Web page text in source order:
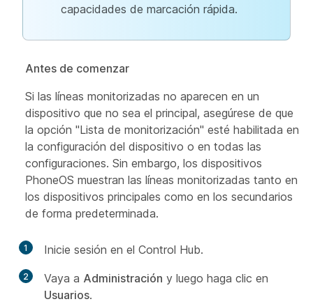
capacidades de marcación rápida.
Antes de comenzar
Si las líneas monitorizadas no aparecen en un
dispositivo que no sea el principal, asegúrese de que
la opción "Lista de monitorización" esté habilitada en
la configuración del dispositivo o en todas las
configuraciones. Sin embargo, los dispositivos
PhoneOS muestran las líneas monitorizadas tanto en
los dispositivos principales como en los secundarios
de forma predeterminada.
1 Inicie sesión en el Control Hub.
2 Vaya a Administración y luego haga clic en
Usuarios.